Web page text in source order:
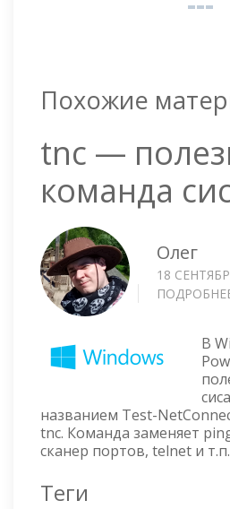
Похожие
tnc —
команда
Олег
18
В
названием Test-
tnc. Команда заменяет
сканер портов, telnet и т.п.
Теги